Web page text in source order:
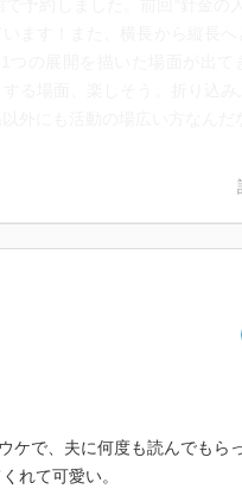
で、夫に何度も読んでもら
れて可愛い。